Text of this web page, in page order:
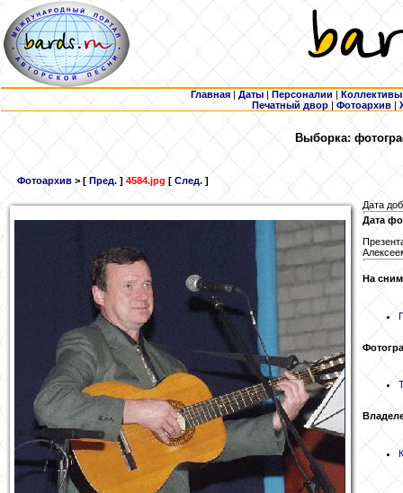
Главная | Даты | Персоналии | Коллективы
Печатный двор |Фотоархив |
Выборка:
Фотоархив > [ Пред. ] 4584.jpg [След. ]
Дата
Дата
На